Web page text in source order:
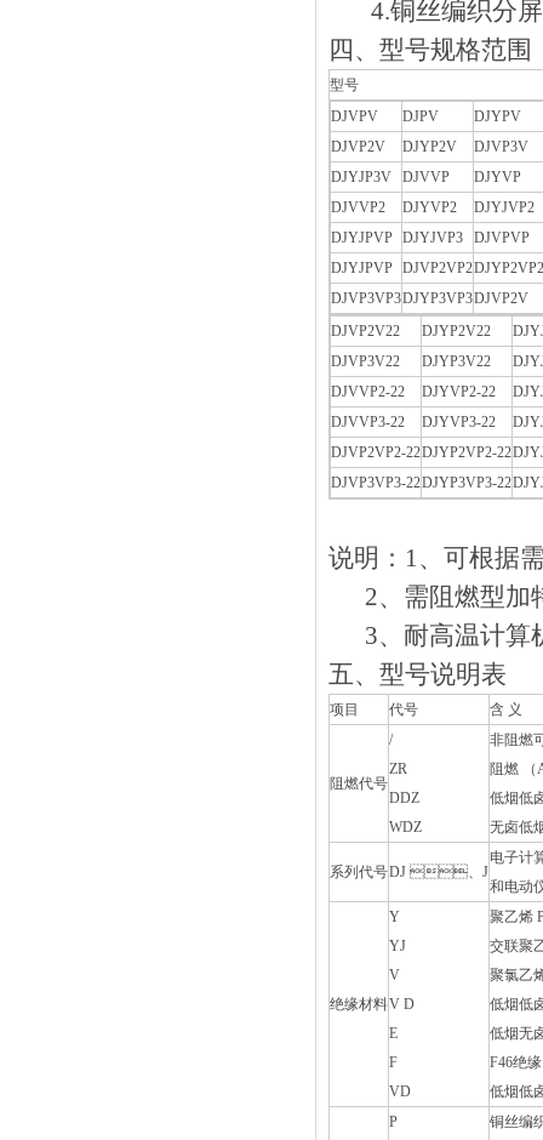
4.铜丝编织分屏
四、型号规格范围
型号
DJVPV
DJPV
DJYPV
DJVP2V
DJYP2V
DJVP3V
DJYJP3V
DJVVP
DJYVP
DJVVP2
DJYVP2
DJYJVP2
DJYJPVP DJYJVP3
DJVPVP
DJYJPVP DJVP2VP2DJYP2VP2
DJVP3VP3DJYP3VP3DJVP2V
DJVP2V22
DJYP2V22
DJVP3V22
DJYP3V22
DJVVP2-22
DJYVP2-22
DJVVP3-22
DJYVP3-22
DJVP2VP2-22DJYP2VP2-22
DJVP3VP3-22DJYP3VP3-22
说明：1、可根
2、需阻燃型
3、耐高温计算
五、型号说明表
项目 代号 含 义
阻燃代号
/
ZR
DDZ
WDZ
非阻燃
阻燃
低烟低
无卤低
系列代号DJ 、J
电子计
和电动
绝缘材料
Y
YJ
V
V D
E
F
VD
聚乙烯
交联聚
聚氯乙
低烟低
低烟无
F46绝缘
低烟低
P
铜丝编